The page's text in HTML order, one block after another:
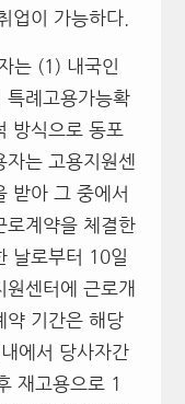
업이 가능하다.
는 (1) 내국인
특례고용가능확
방식으로 동포
는 고용지원센
받아 그 중에서
로계약을 체결한
날로부터 10일
원센터에 근로개
약 기간은 해당
에서 당사자간
재고용으로 1